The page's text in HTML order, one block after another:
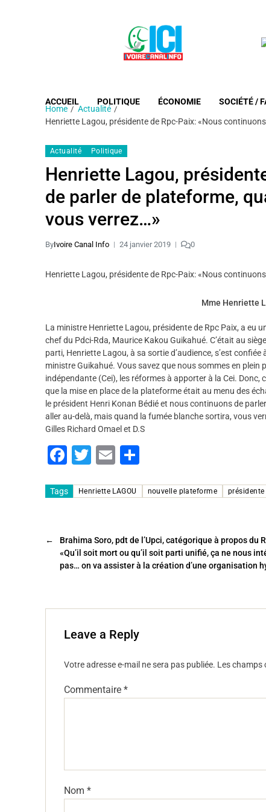
ACCUEIL POLITIQUE ÉCONOMIE SOCIÉTÉ /
Home
Actualité
Henriette Lagou, présidente de Rpc-Paix: «Nous
Actualité Politique
Henriette Lagou,
de parler de plateforme,
vous verrez…»
ByIvoire Canal Info 24 janvier 2019 0
Henriette Lagou, présidente de Rpc-Paix: «Nous
Mme Henriette
La ministre Henriette Lagou, présidente de Rpc Paix, a eu
chef du Pdci-Rda, Maurice Kakou Guikahué. C’était au
parti, Henriette Lagou, à sa sortie d’audience, s’est
ministre Guikahué. Vous savez que nous sommes en
indépendante (Cei), les réformes à apporter à la Cei.
que la mise en place de la plateforme était au menu des
le président Henri Konan Bédié et nous continuons de
aller au-delà, mais quand la fumée blanche sortira, vous
Gilles Richard Omael et D.S
F
c
b
o
o
T
tt
E
ai ta
er
Tags Henriette LAGOU nouvelle plateforme présidente
←
Brahima Soro, pdt de l’Upci, catégorique à propos du
«Qu’il soit mort ou qu’il soit parti unifié, ça ne nous
pas… on va assister à la création d’une organisation
Leave a Reply
Votre adresse e-mail ne sera pas publiée. Les champs
Commentaire *
Nom *